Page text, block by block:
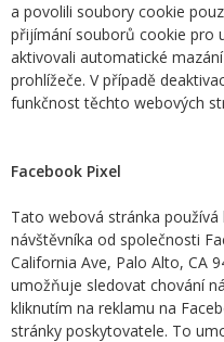
a povolili soubory cookie
přijímání souborů cookie pro
aktivovali automatické
prohlížeče. V případě
funkčnost těchto webových
Facebook Pixel
Tato webová stránka
návštěvníka od společnosti
California Ave, Palo Alto, CA
umožňuje sledovat chování
kliknutím na reklamu na
stránky poskytovatele. To